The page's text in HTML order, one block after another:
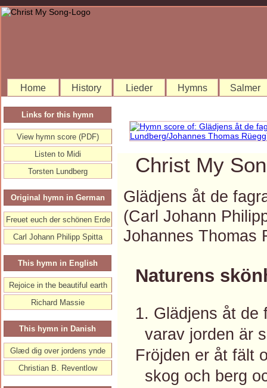
Home History Lieder Hymns Salmer
Christ My
Glädjens åt de
(Carl Johann
Johannes Thomas
Naturens
1. Glädjens åt de
varav jorden är
Fröjden er åt fält
skog och berg
Links for this hymn
View hymn score (PDF)
Listen to Midi
Torsten Lundberg
Original hymn in German
Freuet euch der schönen Erde
Carl Johann Philipp Spitta
This hymn in English
Rejoice in the beautiful earth
Richard Massie
This hymn in Danish
Glæd dig over jordens ynde
Christian B. Reventlow